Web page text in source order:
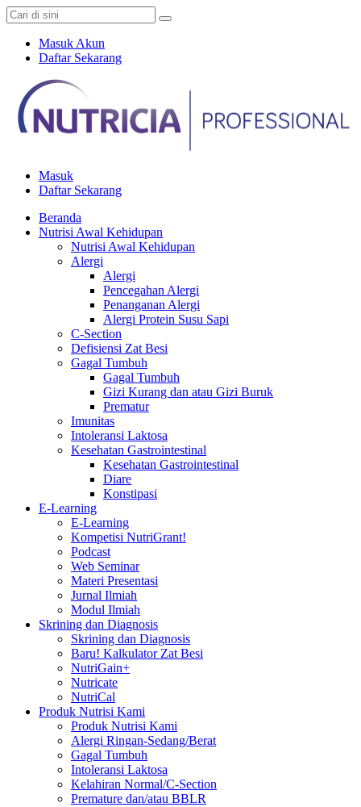
Masuk Akun
Daftar Sekarang
Masuk
Daftar Sekarang
Beranda
Nutrisi Awal Kehidupan
Nutrisi Awal Kehidupan
Alergi
Alergi
Pencegahan Alergi
Penanganan Alergi
Alergi Protein Susu Sapi
C-Section
Defisiensi Zat Besi
Gagal Tumbuh
Gagal Tumbuh
Gizi Kurang dan atau Gizi Buruk
Prematur
Imunitas
Intoleransi Laktosa
Kesehatan Gastrointestinal
Kesehatan Gastrointestinal
Diare
Konstipasi
E-Learning
E-Learning
Kompetisi NutriGrant!
Podcast
Web Seminar
Materi Presentasi
Jurnal Ilmiah
Modul Ilmiah
Skrining dan Diagnosis
Skrining dan Diagnosis
Baru! Kalkulator Zat Besi
NutriGain+
Nutricate
NutriCal
Produk Nutrisi Kami
Produk Nutrisi Kami
Alergi Ringan-Sedang/Berat
Gagal Tumbuh
Intoleransi Laktosa
Kelahiran Normal/C-Section
Premature dan/atau BBLR